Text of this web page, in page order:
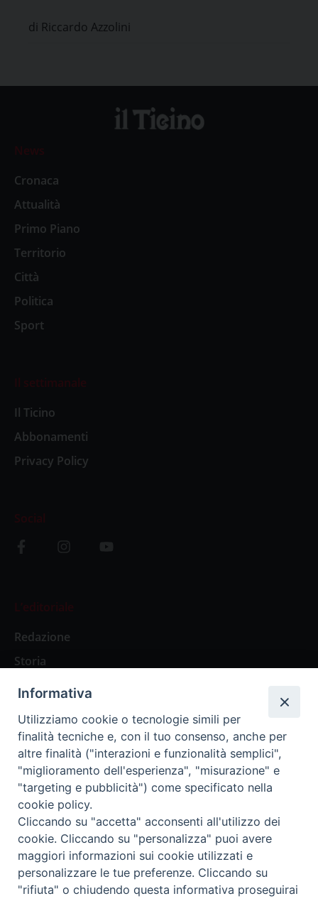
di Riccardo Azzolini
News
Cronaca
Attualità
Primo Piano
Territorio
Città
Politica
Sport
Il settimanale
Il Ticino
Abbonamenti
Privacy Policy
Social
L’editoriale
Redazione
Storia
Abbonamenti
Abbonamento Annuale Digitale
Abbonamento Annuale Cartaceo
Abbonamento Singola Copia Digitale
Redazione: Pavia, Piazza Duomo 11 - tel. 0382.24736 -
amministrazione@ilticino.it - repossi@ilticino.it - P.
Informativa
Utilizziamo cookie o tecnologie simili per
finalità tecniche e, con il tuo consenso, anche per
altre finalità ("interazioni e funzionalità semplici",
"miglioramento dell'esperienza", "misurazione" e
"targeting e pubblicità") come specificato nella
cookie policy.
Cliccando su "accetta" acconsenti all'utilizzo dei
cookie. Cliccando su "personalizza" puoi avere
maggiori informazioni sui cookie utilizzati e
personalizzare le tue preferenze. Cliccando su
"rifiuta" o chiudendo questa informativa proseguirai